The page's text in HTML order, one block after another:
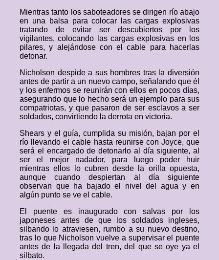
Mientras tanto los saboteadores se dirigen río abajo
en una balsa para colocar las cargas explosivas
tratando de evitar ser descubiertos por los
vigilantes, colocando las cargas explosivas en los
pilares, y alejándose con el cable para hacerlas
detonar.
Nicholson despide a sus hombres tras la diversión
antes de partir a un nuevo campo, señalando que él
y los enfermos se reunirán con ellos en pocos días,
asegurando que lo hecho será un ejemplo para sus
compatriotas, y que pasaron de ser esclavos a ser
soldados, convirtiendo la derrota en victoria.
Shears y el guía, cumplida su misión, bajan por el
río llevando el cable hasta reunirse con Joyce, que
será el encargado de detonarlo al día siguiente, al
ser el mejor nadador, para luego poder huir
mientras ellos lo cubren desde la orilla opuesta,
aunque cuando despiertan al día siguiente
observan que ha bajado el nivel del agua y en
algún punto se ve el cable.
El puente es inaugurado con salvas por los
japoneses antes de que los soldados ingleses,
silbando lo atraviesen, rumbo a su nuevo destino,
tras lo que Nicholson vuelve a supervisar el puente
antes de la llegada del tren, del que se oye ya el
silbato.